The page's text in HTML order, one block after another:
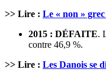
>> Lire : Le « non »
2015 : DÉFAITE.
contre 46,9 %.
>> Lire : Les Danois se